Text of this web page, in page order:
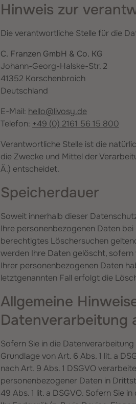
Hinweis zur
Die verantwortliche Stelle für die
C. Franzen GmbH & Co. KG
Johann-Georg-Halske-Str. 2
41352 Korschenbroich
Deutschland
E-Mail: hello@livosy.de
Telefon: +49 (0) 2161 56 15 800
Verantwortliche Stelle ist die
die Zwecke und Mittel der
Ä.) entscheidet.
Speicherdauer
Soweit innerhalb dieser
Ihre personenbezogenen Daten
berechtigtes Löschersuchen
werden Ihre Daten gelöscht,
Ihrer personenbezogenen Daten
letztgenannten Fall erfolgt die
Allgemeine
Datenverarbeitung
Sofern Sie in die
Grundlage von Art. 6 Abs. 1 lit. a
nach Art. 9 Abs. 1 DSGVO
personenbezogener Daten in
49 Abs. 1 lit. a DSGVO. Sofern Sie